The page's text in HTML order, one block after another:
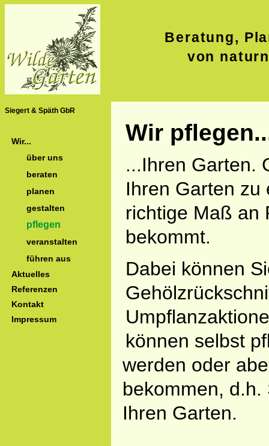
Beratung,
von
Siegert & Späth GbR
Wir...
über uns
beraten
planen
gestalten
pflegen
veranstalten
führen aus
Aktuelles
Referenzen
Kontakt
Impressum
Wir
...Ihren Garten.
Ihren Garten zu
richtige Maß an
bekommt.
Dabei können
können selbst
werden oder
bekommen,
Ihren Garten.